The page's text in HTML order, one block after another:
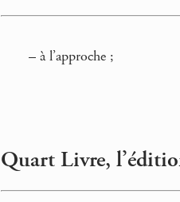
– à l’approche ;
Quart Livre,